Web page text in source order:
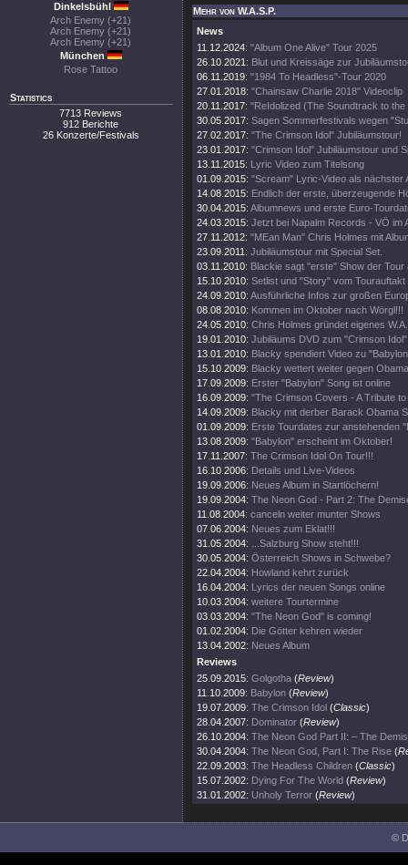
Dinkelsbühl
Arch Enemy (+21)
Arch Enemy (+21)
Arch Enemy (+21)
München
Rose Tattoo
Statistics
7713 Reviews
912 Berichte
26 Konzerte/Festivals
Mehr von W.A.S.P.
News
11.12.2024: "Album One Alive" Tour 2025
26.10.2021: Blut und Kreissäge zur
06.11.2019: "1984 To Headless"-Tour 2020
27.01.2018: "Chainsaw Charlie 2018" Videoclip
20.11.2017: "ReIdolized (The Soundtrack to the
30.05.2017: Sagen Sommerfestivals wegen
27.02.2017: "The Crimson Idol" Jubiläumstour!
23.01.2017: "Crimson Idol" Jubiläumstour und
13.11.2015: Lyric Video zum Titelsong
01.09.2015: "Scream" Lyric-Video als nächster
14.08.2015: Endlich der erste, überzeugende
30.04.2015: Albumnews und erste Euro-
24.03.2015: Jetzt bei Napalm Records - VÖ im
27.11.2012: "MEan Man" Chris Holmes mit
23.09.2011: Jubiläumstour mit Special Set.
03.11.2010: Blackie sagt "erste" Show der Tour
15.10.2010: Setlist und "Story" vom Tourauftakt
24.09.2010: Ausführliche Infos zur großen
08.08.2010: Kommen im Oktober nach Wörgl!!!
24.05.2010: Chris Holmes gründet eigenes
19.01.2010: Jubiläums DVD zum "Crimson
13.01.2010: Blacky spendiert Video zu
15.10.2009: Blacky wettert weiter gegen
17.09.2009: Erster "Babylon" Song ist online
16.09.2009: "The Crimson Covers - A Tribute to
14.09.2009: Blacky mit derber Barack Obama
01.09.2009: Erste Tourdates zur anstehenden
13.08.2009: "Babylon" erscheint im Oktober!
17.11.2007: The Crimson Idol On Tour!!!
16.10.2006: Details und Live-Videos
19.09.2006: Neues Album in Startlöchern!
19.09.2004: The Neon God - Part 2: The
11.08.2004: canceln weiter munter Shows
07.06.2004: Neues zum Eklat!!!
31.05.2004:
...Salzburg Show steht!!!
30.05.2004: Österreich Shows in Schwebe?
22.04.2004: Howland kehrt zurück
16.04.2004: Lyrics der neuen Songs online
10.03.2004: weitere Tourtermine
03.03.2004: "The Neon God" is coming!
01.02.2004: Die Götter kehren wieder
13.04.2002: Neues Album
Reviews
25.09.2015: Golgotha (Review)
11.10.2009: Babylon (Review)
19.07.2009: The Crimson Idol (Classic)
28.04.2007: Dominator (Review)
26.10.2004: The Neon God Part II: – The
30.04.2004: The Neon God, Part I: The Rise (
22.09.2003: The Headless Children (Classic)
15.07.2002: Dying For The World (Review)
31.01.2002: Unholy Terror (Review)
©